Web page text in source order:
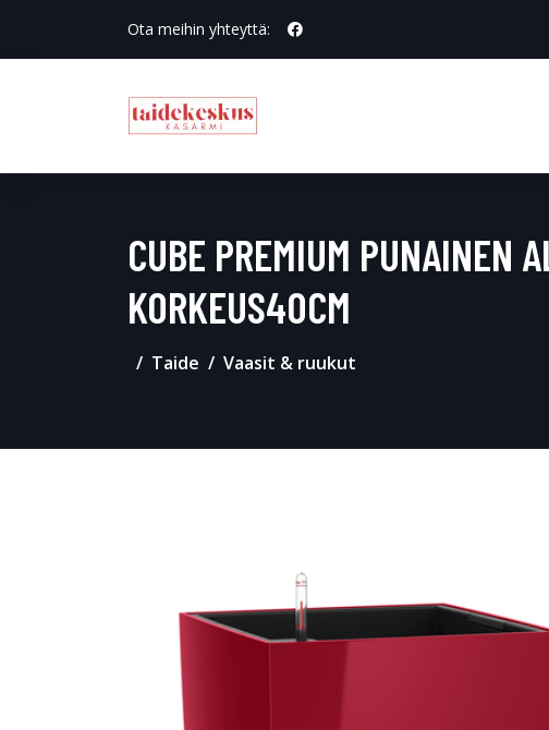
Ota meihin yhteyttä:
CUBE PREMIUM
KORKEUS40CM
Taide Vaasit & ruukut